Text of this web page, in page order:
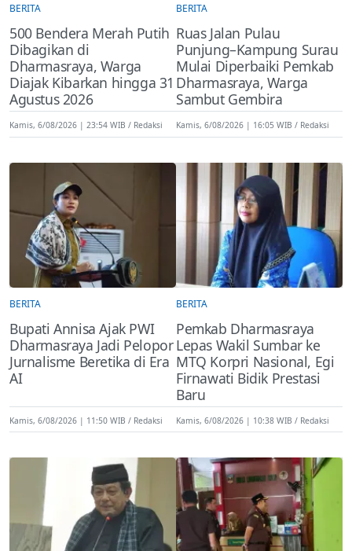
BERITA
500 Bendera Merah Putih
Dibagikan di
Dharmasraya, Warga
Diajak Kibarkan hingga 31
Agustus 2026
Kamis, 6/08/2026 | 23:54 WIB Redaksi
BERITA
Ruas Jalan Pulau
Punjung–Kampung Surau
Mulai Diperbaiki Pemkab
Dharmasraya, Warga
Sambut Gembira
Kamis, 6/08/2026 | 16:05 WIB Redaksi
BERITA
Bupati Annisa Ajak PWI
Dharmasraya Jadi Pelopor
Jurnalisme Beretika di Era
AI
Kamis, 6/08/2026 | 11:50 WIB Redaksi
BERITA
Pemkab Dharmasraya
Lepas Wakil Sumbar ke
MTQ Korpri Nasional, Egi
Firnawati Bidik Prestasi
Baru
Kamis, 6/08/2026 | 10:38 WIB Redaksi